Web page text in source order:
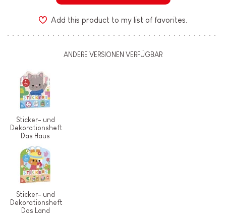
Add this product to my list of favorites.
ANDERE VERSIONEN VERFÜGBAR
Sticker- und
Dekorationsheft
Das Haus
Sticker- und
Dekorationsheft
Das Land